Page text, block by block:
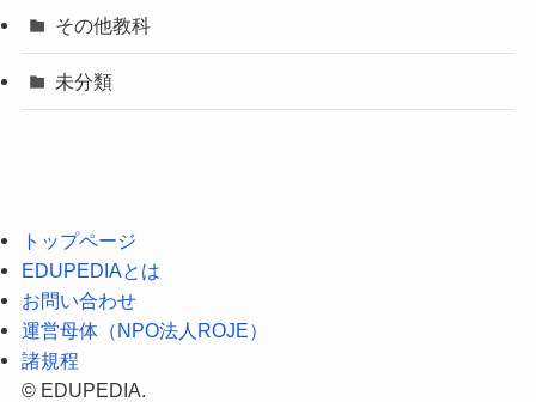
その他教科
未分類
トップページ
EDUPEDIAとは
お問い合わせ
運営母体（NPO法人ROJE）
諸規程
©EDUPEDIA.